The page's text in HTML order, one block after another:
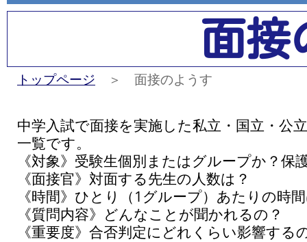
面接
トップページ ＞ 面接のようす
中学入試で面接を実施した私立・国立・公
一覧です。
《対象》受験生個別またはグループか？
《面接官》対面する先生の人数は？
《時間》ひとり（1グループ）あたりの時
《質問内容》どんなことが聞かれるの？
《重要度》合否判定にどれくらい影響する